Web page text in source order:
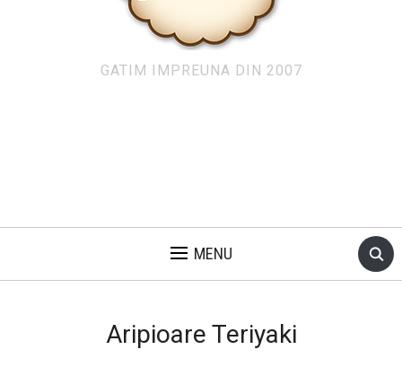
GATIM IMPREUNA DIN 2007
MENU
Aripioare Teriyaki